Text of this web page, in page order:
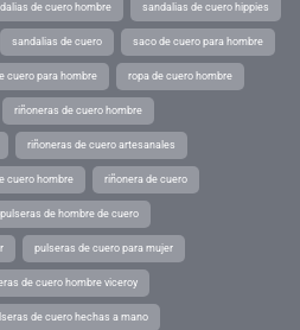
de cuero hombre sandalias de cuero hippies
sandalias de cuero saco de cuero para hombre
cuero para hombre ropa de cuero hombre
riñoneras de cuero hombre
riñoneras de cuero artesanales
cuero hombre riñonera de cuero
pulseras de hombre de cuero
pulseras de cuero para mujer
de cuero hombre viceroy
de cuero hechas a mano